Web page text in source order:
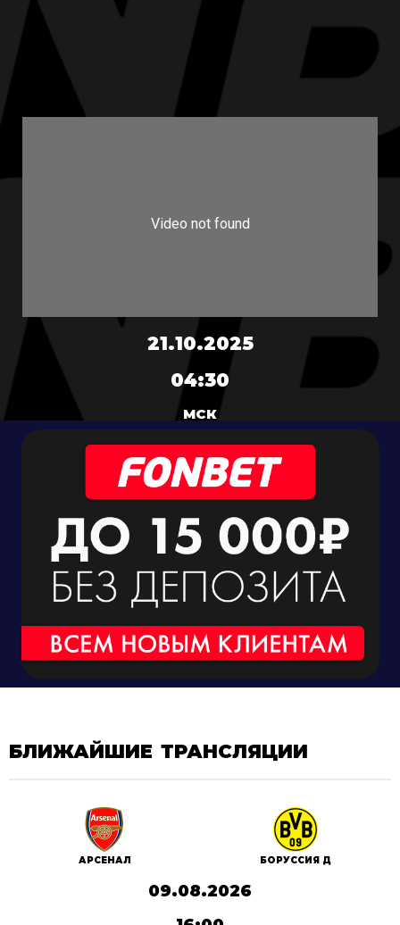
21.10.2025
04:30
МСК
БЛИЖАЙШИЕ ТРАНСЛЯЦИИ
АРСЕНАЛ БОРУССИЯ Д
09.08.2026